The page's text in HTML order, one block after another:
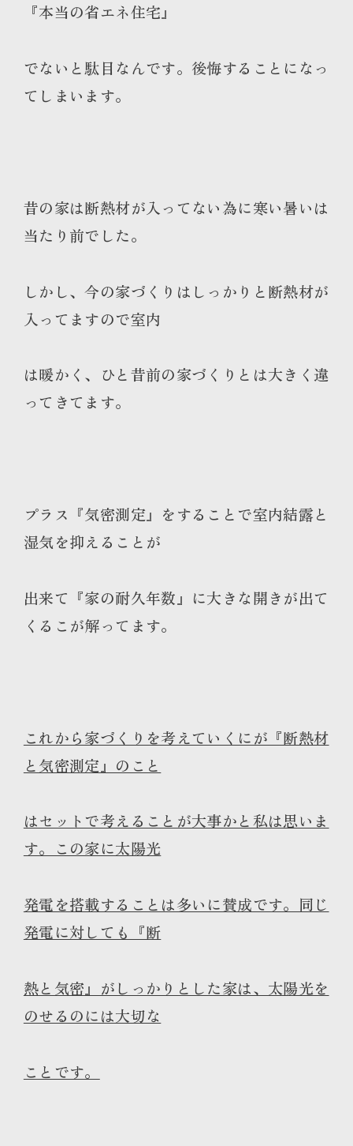
『本当の省エネ住宅』
でないと駄目なんです。後悔することになっ
てしまいます。
昔の家は断熱材が入ってない為に寒い暑いは
当たり前でした。
しかし、今の家づくりはしっかりと断熱材が
入ってますので室内
は暖かく、ひと昔前の家づくりとは大きく違
ってきてます。
プラス『気密測定』をすることで室内結露と
湿気を抑えることが
出来て『家の耐久年数』に大きな開きが出て
くるこが解ってます。
これから家づくりを考えていくにが『断熱材
と気密測定』のこと
はセットで考えることが大事かと私は思いま
す。この家に太陽光
発電を搭載することは多いに賛成です。同じ
発電に対しても『断
熱と気密』がしっかりとした家は、太陽光を
のせるのには大切な
ことです。